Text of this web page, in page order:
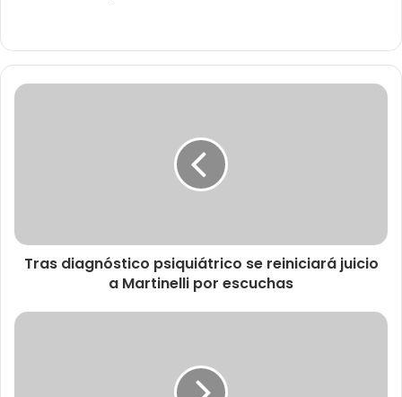
Tras diagnóstico psiquiátrico se reiniciará juicio
a Martinelli por escuchas